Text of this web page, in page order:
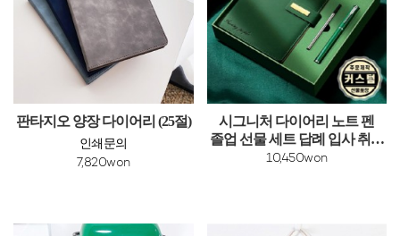
판타지오 양장 다이어리 (25절)
인쇄문의
7,820won
시그니처 다이어리 노트 펜
졸업 선물 세트 답례 입사 취업
직장인 승진
10,450won